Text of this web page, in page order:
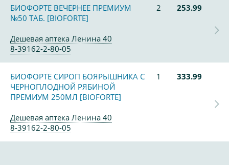
БИОФОРТЕ ВЕЧЕРНЕЕ ПРЕМИУМ
№50 ТАБ. [BIOFORTE]
2 253.99
Дешевая аптека Ленина 40
8-39162-2-80-05
БИОФОРТЕ СИРОП БОЯРЫШНИКА С
ЧЕРНОПЛОДНОЙ РЯБИНОЙ
ПРЕМИУМ 250МЛ [BIOFORTE]
1 333.99
Дешевая аптека Ленина 40
8-39162-2-80-05